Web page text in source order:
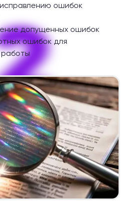
ошибок
допущенных ошибок
ошибок для